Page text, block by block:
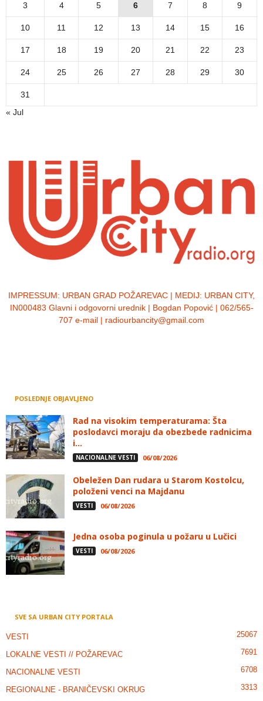
3 4 5 6 7 8 9
10 11 12 13 14 15 16
17 18 19 20 21 22 23
24 25 26 27 28 29 30
31
« Jul
IMPRESSUM: URBAN GRAD POŽAREVAC | MEDIJ: URBAN CITY,
IN000483 Glavni i odgovorni urednik | Bogdan Popović | 062/565-
707 e-mail | radiourbancity@gmail.com
POSLEDNJE OBJAVLJENO
Rad na visokim temperaturama: Šta
poslodavci moraju da obezbede radnicima
i...
NACIONALNE VESTI 06/08/2026
Obeležen Dan rudara u Starom Kostolcu,
položeni venci na Majdanu
VESTI 06/08/2026
Jedna osoba poginula u požaru u Lučici
VESTI 06/08/2026
SVE SA URBAN CITY PORTALA
VESTI 25067
LOKALNE VESTI // POŽAREVAC 7691
NACIONALNE VESTI 6708
REGIONALNE - BRANIČEVSKI OKRUG
3313